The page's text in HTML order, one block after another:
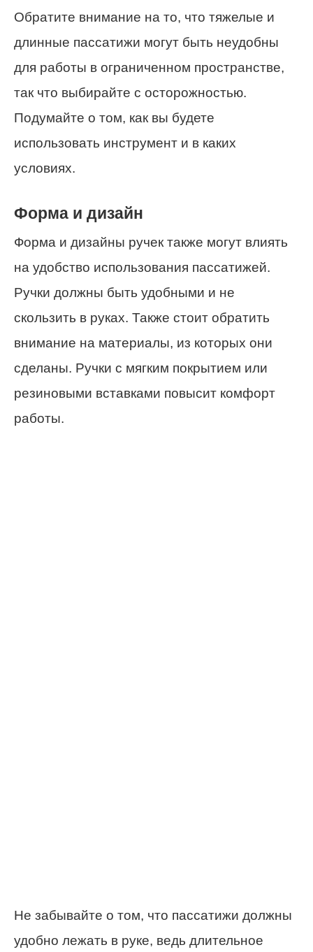
Обратите внимание на то, что тяжелые и
длинные пассатижи могут быть неудобны
для работы в ограниченном пространстве,
так что выбирайте с осторожностью.
Подумайте о том, как вы будете
использовать инструмент и в каких
условиях.
Форма и дизайн
Форма и дизайны ручек также могут влиять
на удобство использования пассатижей.
Ручки должны быть удобными и не
скользить в руках. Также стоит обратить
внимание на материалы, из которых они
сделаны. Ручки с мягким покрытием или
резиновыми вставками повысит комфорт
работы.
Не забывайте о том, что пассатижи должны
удобно лежать в руке, ведь длительное